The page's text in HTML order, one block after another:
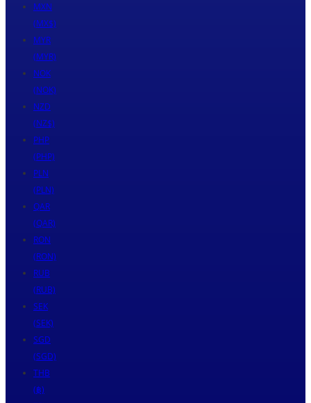
MXN
(MX$)
MYR
(MYR)
NOK
(NOK)
NZD
(NZ$)
PHP
(PHP)
PLN
(PLN)
QAR
(QAR)
RON
(RON)
RUB
(RUB)
SEK
(SEK)
SGD
(SGD)
THB
(฿)